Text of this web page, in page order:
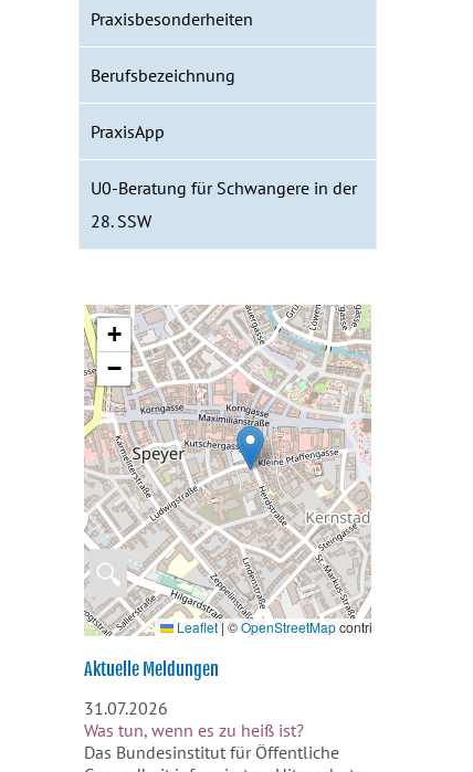
Praxisbesonderheiten
Berufsbezeichnung
PraxisApp
U0-Beratung für Schwangere in der
28. SSW
🔍
+
−
Leaflet|©OpenStreetMapcontributors
Aktuelle Meldungen
31.07.2026
Was tun, wenn es zu heiß ist?
Das Bundesinstitut für Öffentliche